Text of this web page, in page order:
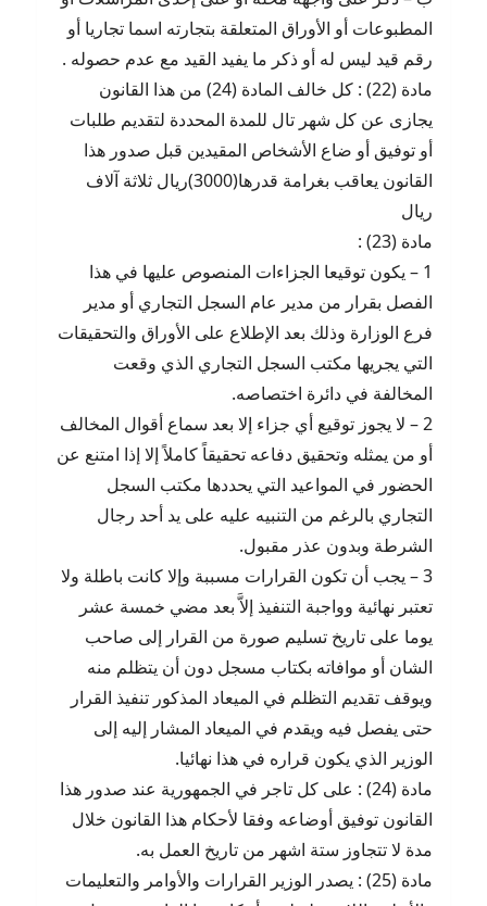
المطبوعات أو الأوراق المتعلقة بتجارته اسما تجاريا أو
رقم قيد ليس له أو ذكر ما يفيد القيد مع عدم حصوله .
مادة (22) : كل خالف المادة (24) من هذا القانون
يجازى عن كل شهر تال للمدة المحددة لتقديم طلبات
أو توفيق أو ضاع الأشخاص المقيدين قبل صدور هذا
القانون يعاقب بغرامة قدرها(3000)ريال ثلاثة آلاف
ريال
مادة (23) :
1 – يكون توقيعا الجزاءات المنصوص عليها في هذا
الفصل بقرار من مدير عام السجل التجاري أو مدير
فرع الوزارة وذلك بعد الإطلاع على الأوراق والتحقيقات
التي يجريها مكتب السجل التجاري الذي وقعت
المخالفة في دائرة اختصاصه.
2 – لا يجوز توقيع أي جزاء إلا بعد سماع أقوال المخالف
أو من يمثله وتحقيق دفاعه تحقيقاً كاملاً إلا إذا امتنع عن
الحضور في المواعيد التي يحددها مكتب السجل
التجاري بالرغم من التنبيه عليه على يد أحد رجال
الشرطة وبدون عذر مقبول.
3 – يجب أن تكون القرارات مسببة وإلا كانت باطلة ولا
تعتبر نهائية وواجبة التنفيذ إلاَّ بعد مضي خمسة عشر
يوما على تاريخ تسليم صورة من القرار إلى صاحب
الشان أو موافاته بكتاب مسجل دون أن يتظلم منه
ويوقف تقديم التظلم في الميعاد المذكور تنفيذ القرار
حتى يفصل فيه ويقدم في الميعاد المشار إليه إلى
الوزير الذي يكون قراره في هذا نهائيا.
مادة (24) : على كل تاجر في الجمهورية عند صدور هذا
القانون توفيق أوضاعه وفقا لأحكام هذا القانون خلال
مدة لا تتجاوز ستة اشهر من تاريخ العمل به.
مادة (25) : يصدر الوزير القرارات والأوامر والتعليمات